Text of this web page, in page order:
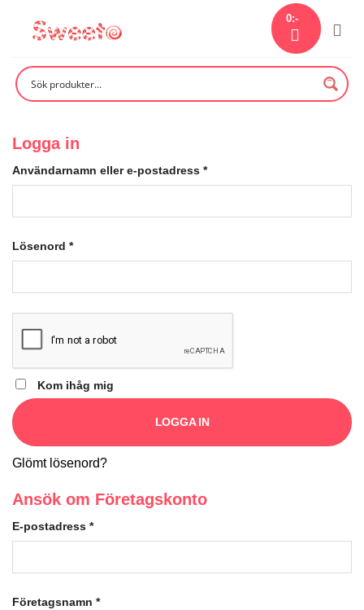
0:-
Logga in
Användarnamn eller e-postadress *
Lösenord *
Kom ihåg mig
LOGGA IN
Glömt lösenord?
Ansök om Företagskonto
E-postadress *
Företagsnamn *